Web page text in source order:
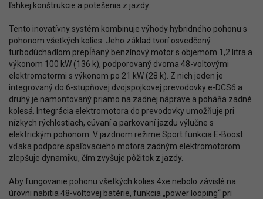
ľahkej konštrukcie a potešenia z jazdy.
Tento inovatívny systém kombinuje výhody hybridného pohonu s
pohonom všetkých kolies. Jeho základ tvorí osvedčený
turbodúchadlom prepĺňaný benzínový motor s objemom 1,2 litra a
výkonom 100 kW (136 k), podporovaný dvoma 48-voltovými
elektromotormi s výkonom po 21 kW (28 k). Z nich jeden je
integrovaný do 6-stupňovej dvojspojkovej prevodovky e-DCS6 a
druhý je namontovaný priamo na zadnej náprave a poháňa zadné
kolesá. Integrácia elektromotora do prevodovky umožňuje pri
nízkych rýchlostiach, cúvaní a parkovaní jazdu výlučne s
elektrickým pohonom. V jazdnom režime Sport funkcia E-Boost
vďaka podpore spaľovacieho motora zadným elektromotorom
zlepšuje dynamiku, čím zvyšuje pôžitok z jazdy.
Aby fungovanie pohonu všetkých kolies 4xe nebolo závislé na
úrovni nabitia 48-voltovej batérie, funkcia „power looping“ pri